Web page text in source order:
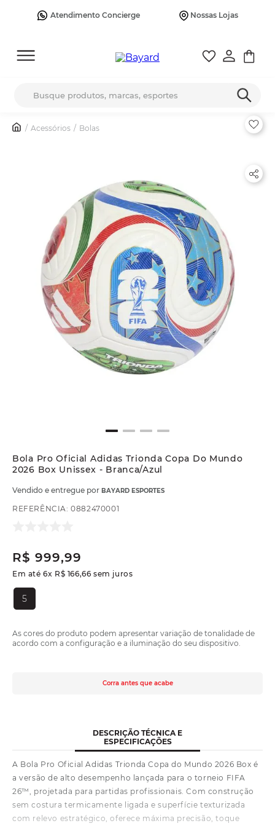
Atendimento Concierge Nossas Lojas
Acessórios Bolas
Bola Pro Oficial Adidas Trionda Copa Do Mundo
2026 Box Unissex - Branca/Azul
Vendido e entregue por BAYARD ESPORTES
REFERÊNCIA:0882470001
R$ 999,99
Em até6x R$ 166,66 sem juros
5
As cores do produto podem apresentar variação de tonalidade de
acordo com a configuração e a iluminação do seu dispositivo.
Corra antes que acabe
DESCRIÇÃO TÉCNICA E
ESPECIFICAÇÕES
A Bola Pro Oficial Adidas Trionda Copa do Mundo 2026 Box é
a versão de alto desempenho lançada para o torneio FIFA
26™, projetada para partidas profissionais. Com construção
sem costura termicamente ligada e superfície texturizada
com relevo estratégico, oferece máxima precisão, toque